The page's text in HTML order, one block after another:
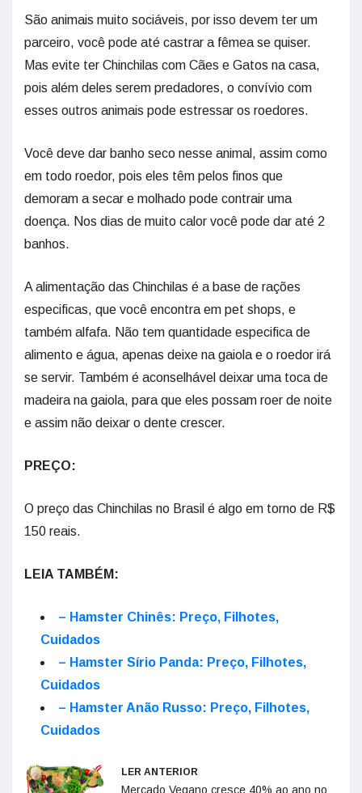
São animais muito sociáveis, por isso devem ter um
parceiro, você pode até castrar a fêmea se quiser.
Mas evite ter Chinchilas com Cães e Gatos na casa,
pois além deles serem predadores, o convívio com
esses outros animais pode estressar os roedores.
Você deve dar banho seco nesse animal, assim como
em todo roedor, pois eles têm pelos finos que
demoram a secar e molhado pode contrair uma
doença. Nos dias de muito calor você pode dar até 2
banhos.
A alimentação das Chinchilas é a base de rações
especificas, que você encontra em pet shops, e
também alfafa. Não tem quantidade especifica de
alimento e água, apenas deixe na gaiola e o roedor irá
se servir. Também é aconselhável deixar uma toca de
madeira na gaiola, para que eles possam roer de noite
e assim não deixar o dente crescer.
PREÇO:
O preço das Chinchilas no Brasil é algo em torno de R$
150 reais.
LEIA TAMBÉM:
– Hamster Chinês: Preço, Filhotes,
Cuidados
– Hamster Sírio Panda: Preço, Filhotes,
Cuidados
– Hamster Anão Russo: Preço, Filhotes,
Cuidados
LER ANTERIOR
Mercado Vegano cresce 40% ao ano no